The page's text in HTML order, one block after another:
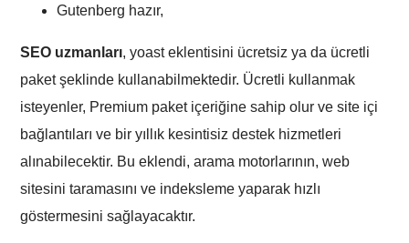
Gutenberg hazır,
SEO uzmanları, yoast eklentisini ücretsiz ya da ücretli
paket şeklinde kullanabilmektedir. Ücretli kullanmak
isteyenler, Premium paket içeriğine sahip olur ve site içi
bağlantıları ve bir yıllık kesintisiz destek hizmetleri
alınabilecektir. Bu eklendi, arama motorlarının, web
sitesini taramasını ve indeksleme yaparak hızlı
göstermesini sağlayacaktır.